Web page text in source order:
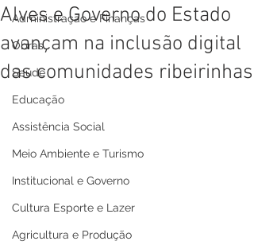
Administração e Finanças
Obras
Saúde
Educação
Assistência Social
Meio Ambiente e Turismo
Institucional e Governo
Cultura Esporte e Lazer
Agricultura e Produção
Alves e Governo do Estado
avançam na inclusão digital
das comunidades ribeirinhas